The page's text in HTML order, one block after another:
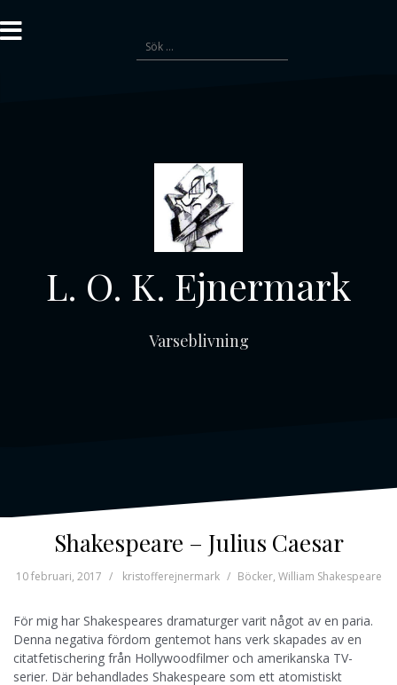
till
innehåll
Sök
efter:
L. O. K. Ejnermark
Varseblivning
Shakespeare – Julius Caesar
10 februari, 2017 kristofferejnermark Böcker, William Shakespeare
För mig har Shakespeares dramaturger varit något av en paria.
Denna negativa fördom gentemot hans verk skapades av en
citatfetischering från Hollywoodfilmer och amerikanska TV-
serier. Där behandlades Shakespeare som ett atomistiskt